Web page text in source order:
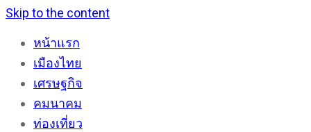
Skip to the content
หน้าแรก
เมืองไทย
เศรษฐกิจ
คมนาคม
ท่องเที่ยว